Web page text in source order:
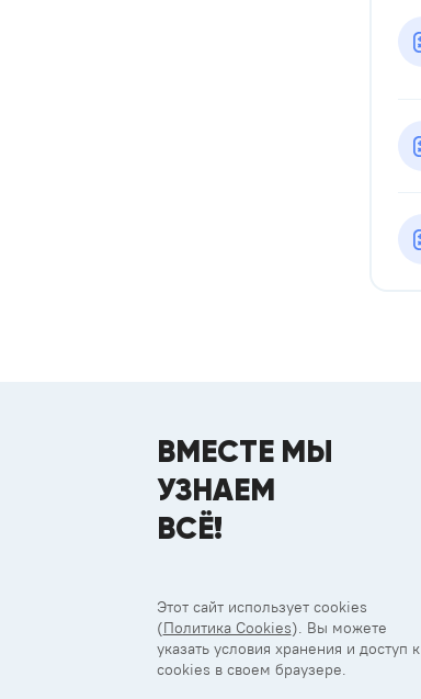
ВМЕСТЕ МЫ
УЗНАЕМ
ВСЁ!
Этот сайт использует cookies
(Политика Cookies). Вы можете
указать условия хранения и доступ к
cookies в своем браузере.